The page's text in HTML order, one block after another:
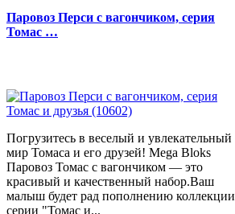
Паровоз Перси с вагончиком, серия
Томас …
Погрузитесь в веселый и увлекательный
мир Томаса и его друзей! Mega Bloks
Паровоз Томас с вагончиком — это
красивый и качественный набор.Ваш
малыш будет рад пополнению коллекции
серии "Томас и...